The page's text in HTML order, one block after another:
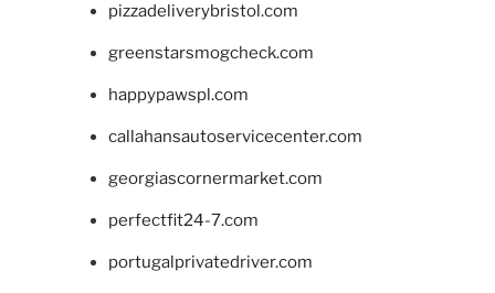
pizzadeliverybristol.com
greenstarsmogcheck.com
happypawspl.com
callahansautoservicecenter.com
georgiascornermarket.com
perfectfit24-7.com
portugalprivatedriver.com